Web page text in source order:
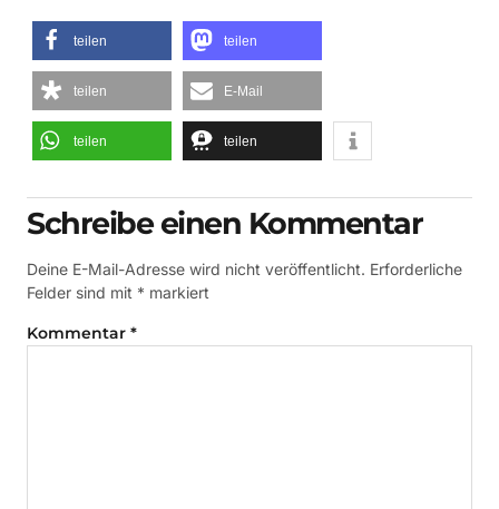
teilen teilen
teilen E-Mail
teilen teilen
Schreibe einen Kommentar
Deine E-Mail-Adresse wird nicht veröffentlicht. Erforderliche
Felder sind mit * markiert
Kommentar *